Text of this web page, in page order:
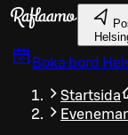
Gå till
Boka bord
Startsida